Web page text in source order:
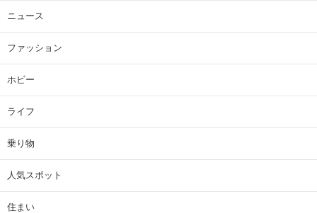
ニュース
ファッション
ホビー
ライフ
乗り物
人気スポット
住まい